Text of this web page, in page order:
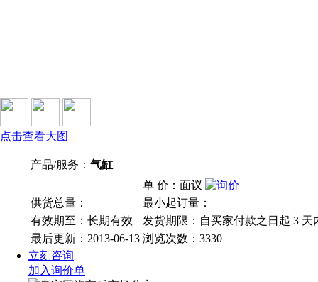
点击查看大图
产品/服务： 气缸
单 价：面议
供货总量：
最小起订量：
有效期至：长期有效
发货期限：自买家付款之日起 3 天
最后更新：2013-06-13 浏览次数： 3330
立刻咨询
加入询价单